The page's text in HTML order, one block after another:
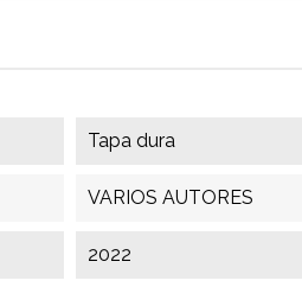
Tapa dura
VARIOS AUTORES
2022